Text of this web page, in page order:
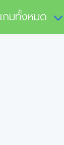
เกมทั้งหมด